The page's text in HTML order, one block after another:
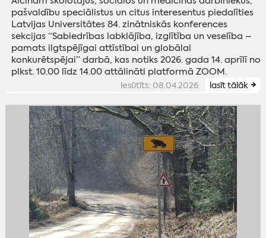
pašvaldību speciālistus un citus interesentus piedalīties
Latvijas Universitātes 84. zinātniskās konferences
sekcijas “Sabiedrības labklājība, izglītība un veselība –
pamats ilgtspējīgai attīstībai un globālai
konkurētspējai” darbā, kas notiks 2026. gada 14. aprīlī no
plkst. 10.00 līdz 14.00 attālināti platformā ZOOM.
iesūtīts: 08.04.2026 lasīt tālāk